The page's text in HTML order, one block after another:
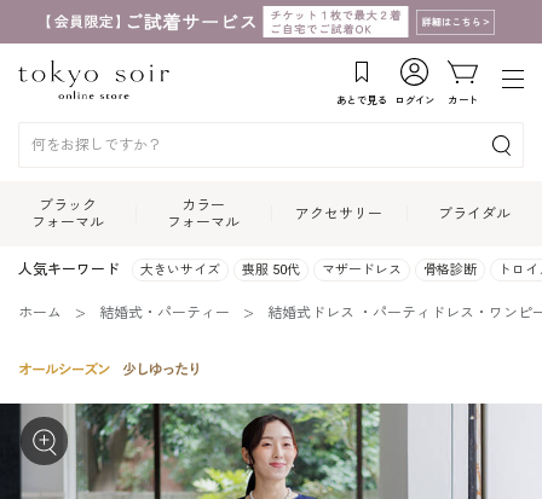
あとで見る ログイン カート
ブラック
フォーマル
カラー
フォーマル
アクセサリー ブライダル
人気キーワード 大きいサイズ 喪服 50代 マザードレス 骨格診断 トロ
ホーム 結婚式・パーティー 結婚式ドレス ・パーティドレス・ワンピ